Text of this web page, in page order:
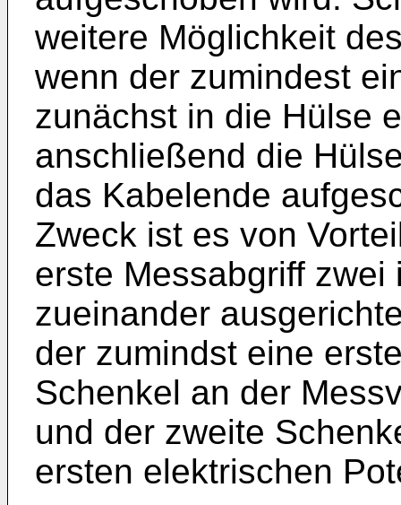
weitere Möglichkeit
wenn der zumindest
zunächst in die Hülse
anschließend die
das Kabelende
Zweck ist es von
erste Messabgriff
zueinander
der zumindst eine
Schenkel an der
und der zweite
ersten elektrischen